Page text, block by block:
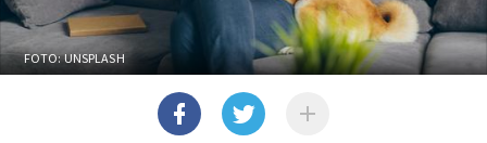
FOTO: UNSPLASH